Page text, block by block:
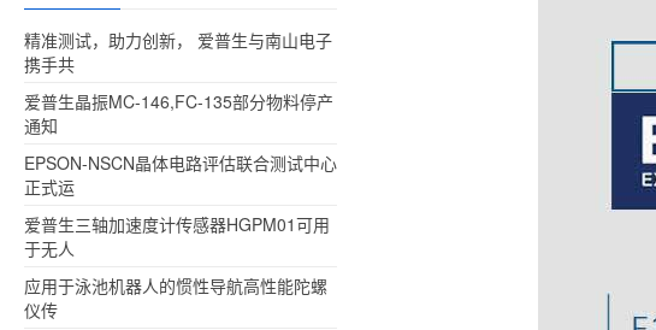
精准测试，助力创新， 爱普生与南山电子
携手共
爱普生晶振MC-146,FC-135部分物料停产
通知
EPSON-NSCN晶体电路评估联合测试中心
正式运
爱普生三轴加速度计传感器HGPM01可用
于无人
应用于泳池机器人的惯性导航高性能陀螺
仪传